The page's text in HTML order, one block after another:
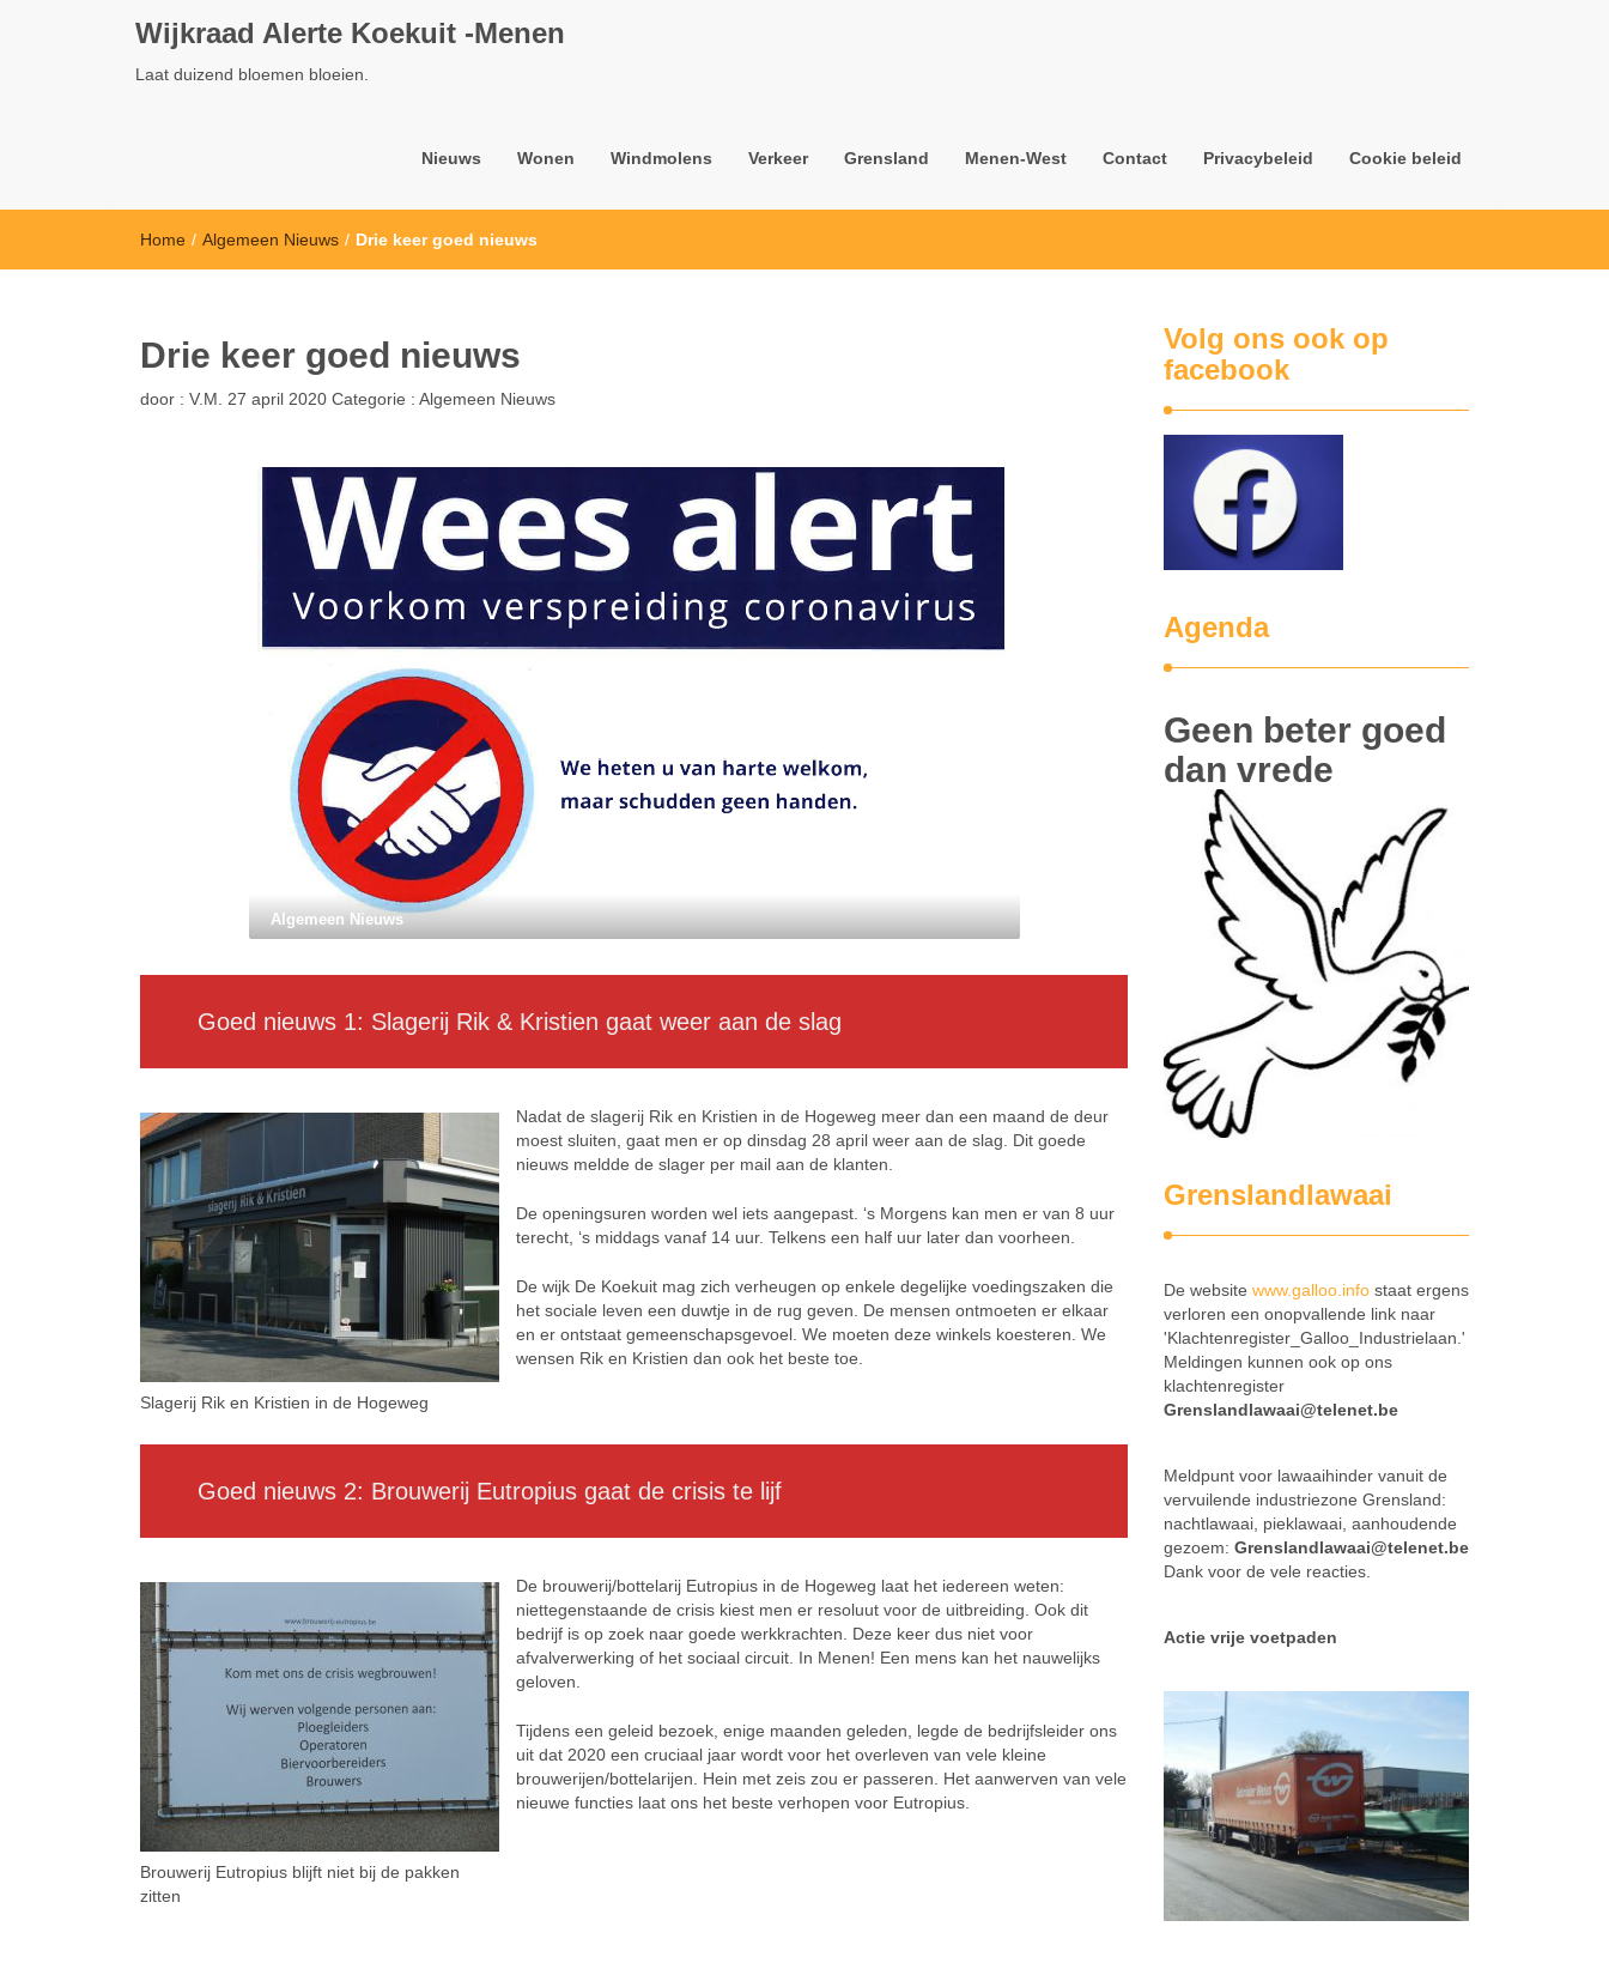
Wijkraad Alerte Koekuit -Menen
Laat duizend bloemen bloeien.
Nieuws Wonen Windmolens Verkeer Grensland Menen-West Contact Privacybeleid Cookie beleid
Home / Algemeen Nieuws / Drie keer goed nieuws
Drie keer goed nieuws
door : V.M. 27 april 2020 Categorie : Algemeen Nieuws
Algemeen Nieuws
Goed nieuws 1: Slagerij Rik & Kristien gaat weer aan de slag
Slagerij Rik en Kristien in de Hogeweg
Nadat de slagerij Rik en Kristien in de Hogeweg meer dan een maand de deur
moest sluiten, gaat men er op dinsdag 28 april weer aan de slag. Dit goede
nieuws meldde de slager per mail aan de klanten.
De openingsuren worden wel iets aangepast. ‘s Morgens kan men er van 8 uur
terecht, ‘s middags vanaf 14 uur. Telkens een half uur later dan voorheen.
De wijk De Koekuit mag zich verheugen op enkele degelijke voedingszaken die
het sociale leven een duwtje in de rug geven. De mensen ontmoeten er elkaar
en er ontstaat gemeenschapsgevoel. We moeten deze winkels koesteren. We
wensen Rik en Kristien dan ook het beste toe.
Goed nieuws 2: Brouwerij Eutropius gaat de crisis te lijf
Brouwerij Eutropius blijft niet bij de pakken
zitten
De brouwerij/bottelarij Eutropius in de Hogeweg laat het iedereen weten:
niettegenstaande de crisis kiest men er resoluut voor de uitbreiding. Ook dit
bedrijf is op zoek naar goede werkkrachten. Deze keer dus niet voor
afvalverwerking of het sociaal circuit. In Menen! Een mens kan het nauwelijks
geloven.
Tijdens een geleid bezoek, enige maanden geleden, legde de bedrijfsleider ons
uit dat 2020 een cruciaal jaar wordt voor het overleven van vele kleine
brouwerijen/bottelarijen. Hein met zeis zou er passeren. Het aanwerven van vele
nieuwe functies laat ons het beste verhopen voor Eutropius.
Volg ons ook op
facebook
Agenda
Geen beter goed
dan vrede
Grenslandlawaai
De website www.galloo.info staat ergens
verloren een onopvallende link naar
'Klachtenregister_Galloo_Industrielaan.'
Meldingen kunnen ook op ons
klachtenregister
Grenslandlawaai@telenet.be
Meldpunt voor lawaaihinder vanuit de
vervuilende industriezone Grensland:
nachtlawaai, pieklawaai, aanhoudende
gezoem: Grenslandlawaai@telenet.be
Dank voor de vele reacties.
Actie vrije voetpaden